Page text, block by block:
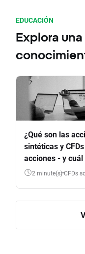
EDUCACIÓN
Explora
¿Qué son las
sintéticas y
acciones - y cuál
diferencia?
2 minute(s) CFDs